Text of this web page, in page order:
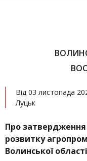
Від 03 листопада
Луцьк
Про
розвитку
Волинської